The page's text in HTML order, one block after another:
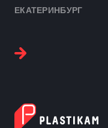
ЕКАТЕРИНБУРГ